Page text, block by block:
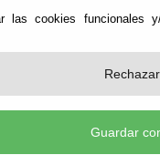
las cookies funcionales
Guardar
de las
de las condiciones de